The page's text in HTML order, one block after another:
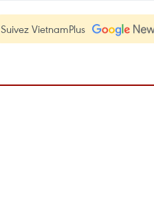
Suivez VietnamPlus